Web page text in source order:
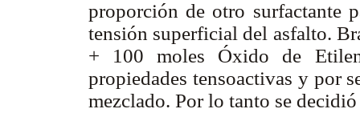
proporción de otro surfactante
tensión superficial del asfalto.
+ 100 moles Óxido de
propiedades tensoactivas y por
mezclado. Por lo tanto se